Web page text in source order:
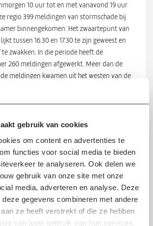
gebruik van cookies
om content en advertenties te
functies voor social media te bieden
te analyseren. Ook delen we
gebruik van onze site met onze
media, adverteren en analyse. Deze
deze gegevens combineren met andere
ze heeft verstrekt of die ze hebben
van jouw gebruik van hun services.
10 uur tot en met vanavond 19 uur
regio 399 meldingen van stormschade bij
binnengekomen. Het zwaartepunt van
tussen 16.30 en 17.30 te zijn geweest en
zwakken. In die periode heeft de
260 meldingen afgewerkt. Meer dan de
meldingen kwamen uit het westen van de